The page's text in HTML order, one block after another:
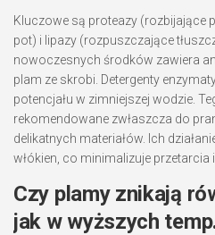
Kluczowe są proteazy (rozbijające
pot) i lipazy (rozpuszczające
nowoczesnych środków zawiera
plam ze skrobi. Detergenty
potencjału w zimniejszej wodzie.
rekomendowane zwłaszcza do
delikatnych materiałów. Ich
włókien, co minimalizuje przetarcia
Czy plamy znikają
jak w wyższych